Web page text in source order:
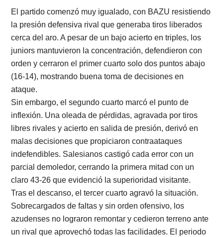
El partido comenzó muy igualado, con BAZU resistiendo
la presión defensiva rival que generaba tiros liberados
cerca del aro. A pesar de un bajo acierto en triples, los
juniors mantuvieron la concentración, defendieron con
orden y cerraron el primer cuarto solo dos puntos abajo
(16-14), mostrando buena toma de decisiones en
ataque.
Sin embargo, el segundo cuarto marcó el punto de
inflexión. Una oleada de pérdidas, agravada por tiros
libres rivales y acierto en salida de presión, derivó en
malas decisiones que propiciaron contraataques
indefendibles. Salesianos castigó cada error con un
parcial demoledor, cerrando la primera mitad con un
claro 43-26 que evidenció la superioridad visitante.
Tras el descanso, el tercer cuarto agravó la situación.
Sobrecargados de faltas y sin orden ofensivo, los
azudenses no lograron remontar y cedieron terreno ante
un rival que aprovechó todas las facilidades. El periodo